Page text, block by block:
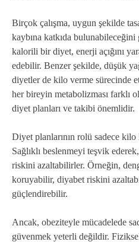
Birçok çalışma, uygun şekilde
kaybına katkıda
kalorili bir diyet, enerji açığını
edebilir. Benzer şekilde, düşük
diyetler de kilo verme sürecinde
her bireyin metabolizması farklı
diyet planları ve takibi önemlidir.
Diyet planlarının rolü sadece kilo
Sağlıklı beslenmeyi teşvik
riskini azaltabilirler. Örneğin,
koruyabilir, diyabet riskini
güçlendirebilir.
Ancak, obeziteyle mücadelede
güvenmek yeterli değildir.